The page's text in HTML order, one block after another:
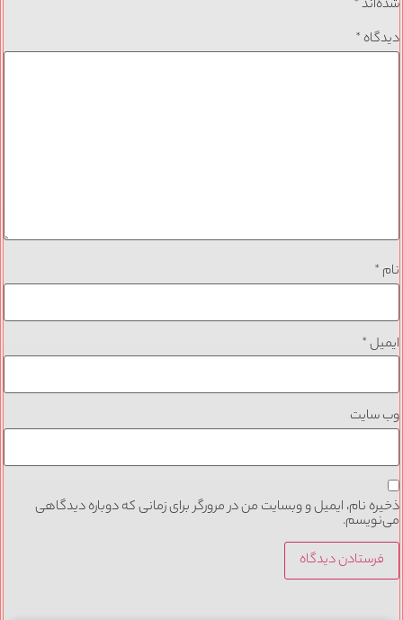
شده‌اند*
دیدگاه *
نام *
ایمیل*
وب‌ سایت
ذخیره نام، ایمیل و وبسایت من در مرورگر برای زمانی که دوباره دیدگاهی
می‌نویسم.